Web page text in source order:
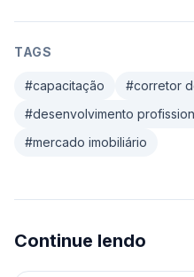
TAGS
#capacitação #corretor
#desenvolvimento
#mercado imobiliário
Continue lendo